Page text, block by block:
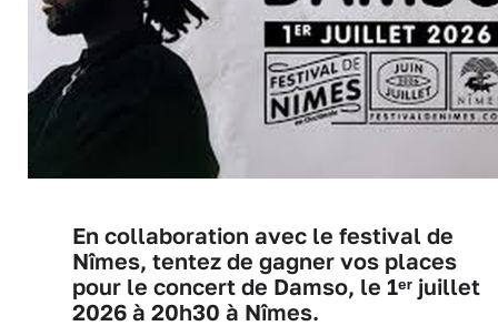
En collaboration avec le festival de
Nîmes, tentez de gagner vos places
pour le concert de Damso, le 1ᵉʳ juillet
2026 à 20h30 à Nîmes.